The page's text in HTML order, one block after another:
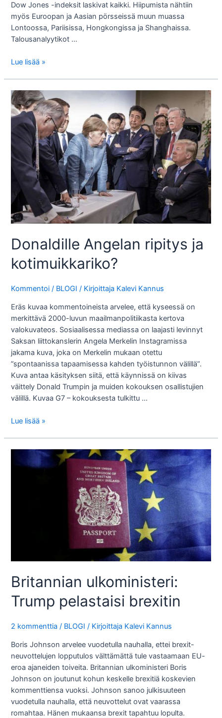
Dow Jones -indeksit laskivat kaikki. Hiipumista nähtiin
myös Euroopan ja Aasian pörsseissä muun muassa
Lontoossa, Pariisissa, Hongkongissa ja Shanghaissa.
Talousanalyytikot …
Ajoiko
Yhdysvallat
Singaporessa
miinaan?
Lue lisää »
Donaldille Angelan ripitys ja
kotimuikkariko?
Kommentoi / BLOGI / Kirjoittaja Kalevi Kannus
Eräs kuvaa kommentoineista arvelee, että kyseessä on
merkittävä 2000-luvun maailmanpolitiikasta kertova
valokuvateos. Sosiaalisessa mediassa on laajasti levinnyt
Saksan liittokanslerin Angela Merkelin Instagramissa
jakama kuva, joka on Merkelin mukaan otettu
”spontaanissa tapaamisessa kahden työistunnon välillä”.
Kuva antaa käsityksen siitä, että käynnissä on kiivas
väittely Donald Trumpin ja muiden kokouksen osallistujien
välillä. Kuvaa G7 – kokouksesta tulkittu …
Donaldille
kotimuikkariko?
Lue lisää »
Britannian ulkoministeri:
Trump pelastaisi brexitin
2 kommenttia / BLOGI / Kirjoittaja Kalevi Kannus
Boris Johnson arvelee vuodetulla nauhalla, ettei brexit-
neuvottelujen lopputulos välttämättä tule vastaamaan EU-
eroa ajaneiden toiveita. Britannian ulkoministeri Boris
Johnson on joutunut kohun keskelle brexitiä koskevien
kommenttiensa vuoksi. Johnson sanoo julkisuuteen
vuodetulla nauhalla, että neuvottelut ovat vaarassa
romahtaa. Hänen mukaansa brexit tapahtuu lopulta.